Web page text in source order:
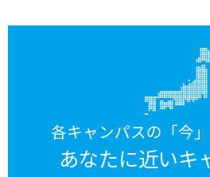
各キャンパスの「今
あなたに近いキ